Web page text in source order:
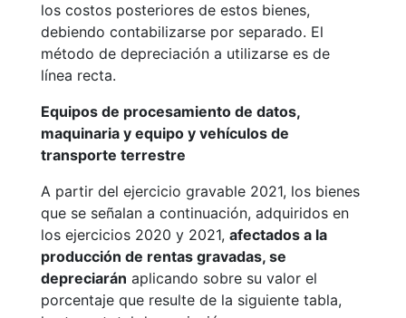
los costos posteriores de estos bienes,
debiendo contabilizarse por separado. El
método de depreciación a utilizarse es de
línea recta.
Equipos de procesamiento de datos,
maquinaria y equipo y vehículos de
transporte terrestre
A partir del ejercicio gravable 2021, los bienes
que se señalan a continuación, adquiridos en
los ejercicios 2020 y 2021, afectados a la
producción de rentas gravadas, se
depreciarán aplicando sobre su valor el
porcentaje que resulte de la siguiente tabla,